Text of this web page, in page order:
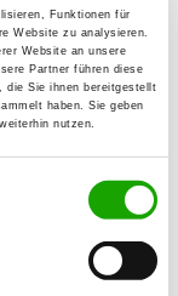
Funktionen für
Website zu analysieren.
Website an unsere
Partner führen diese
die Sie ihnen bereitgestellt
haben. Sie geben
nutzen.